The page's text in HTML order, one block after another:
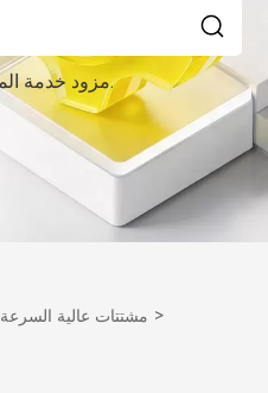
مزود خدمة المعدات الكيميائية الدقيقة المهنية.
مشتتات عالية السرعة >